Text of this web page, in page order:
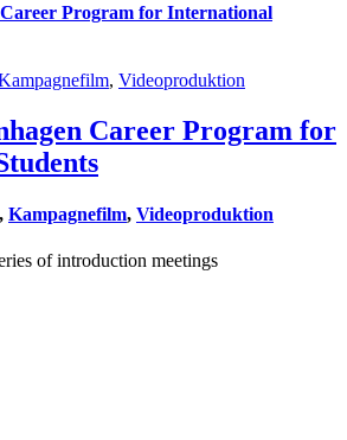
Program for International
, Videoproduktion
Career Program for
, Kampagnefilm, Videoproduktion
of introduction meetings